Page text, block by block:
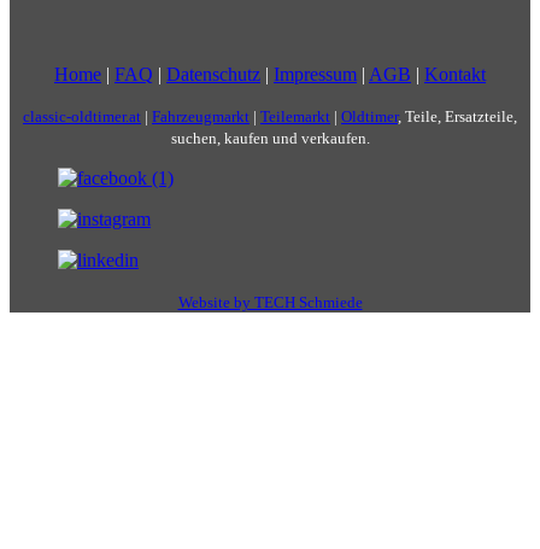
Home | FAQ | Datenschutz | Impressum | AGB | Kontakt
classic-oldtimer.at | Fahrzeugmarkt | Teilemarkt | Oldtimer, Teile, Ersatzteile,
suchen, kaufen und verkaufen.
Website by TECH Schmiede